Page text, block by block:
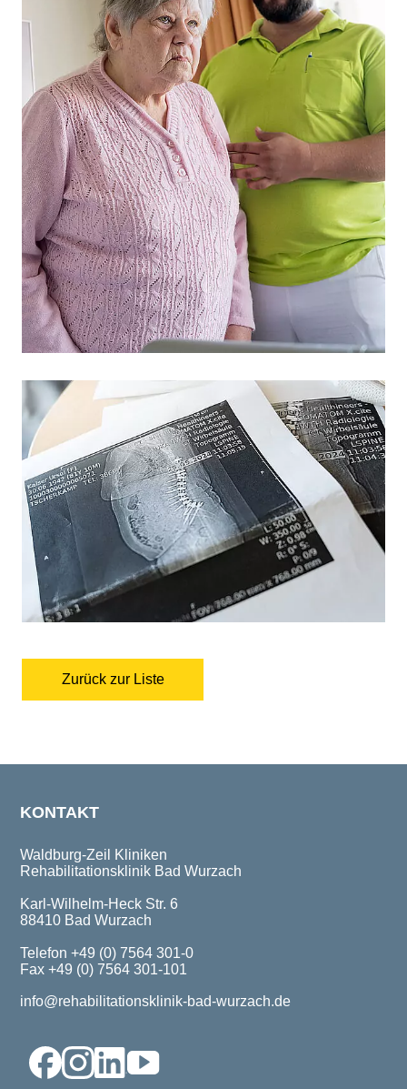
Zurück zur Liste
KONTAKT
Waldburg-Zeil Kliniken
Rehabilitationsklinik Bad Wurzach
Karl-Wilhelm-Heck Str. 6
88410 Bad Wurzach
Telefon +49 (0) 7564 301-0
Fax +49 (0) 7564 301-101
info@rehabilitationsklinik-bad-wurzach.de